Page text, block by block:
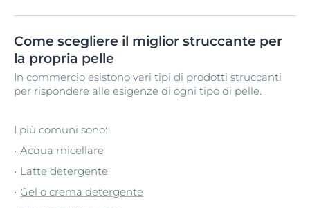
Come scegliere il miglior struccante per
la propria pelle
In commercio esistono vari tipi di prodotti struccanti
per rispondere alle esigenze di ogni tipo di pelle.
I più comuni sono:
Acqua micellare
Latte detergente
Gel o crema detergente